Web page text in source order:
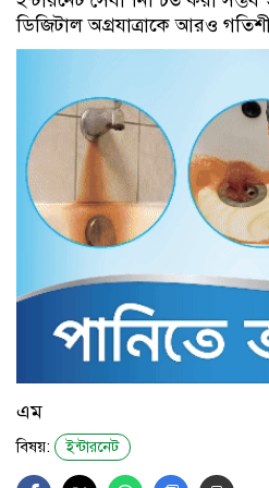
ডিজিটাল অগ্রযাত্রাকে আরও
এম
বিষয়: ইন্টারনেট